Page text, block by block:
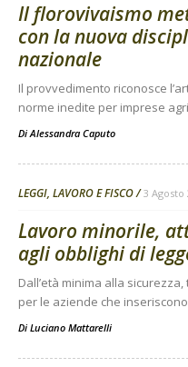
Il florovivaismo
con la nuova
nazionale
Il provvedimento riconosce
norme inedite per imprese
DiAlessandra Caputo
LEGGI, LAVORO E FISCO 3 Agosto
Lavoro minorile,
agli obblighi di
Dall’età minima alla
per le aziende che
Di Luciano Mattarelli